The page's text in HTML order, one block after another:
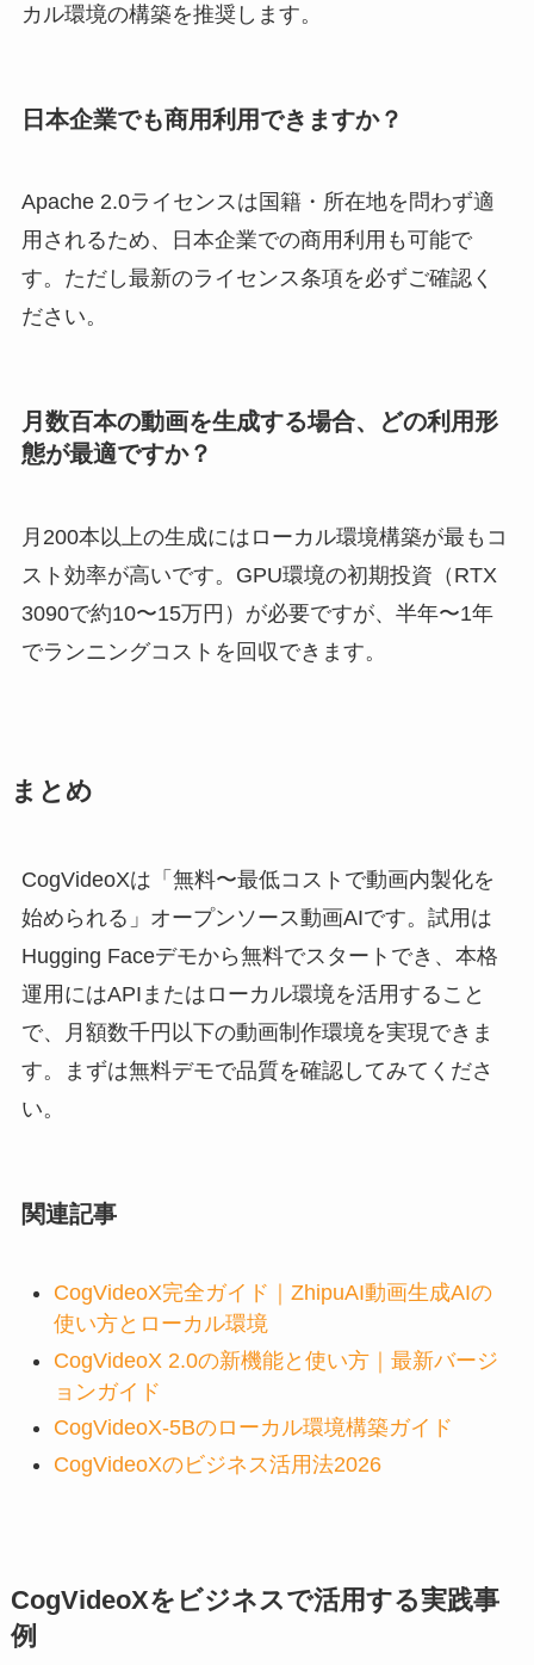
カル環境の構築を推奨します。
日本企業でも商用利用できますか？
Apache 2.0ライセンスは国籍・所在地を問わず適
用されるため、日本企業での商用利用も可能で
す。ただし最新のライセンス条項を必ずご確認く
ださい。
月数百本の動画を生成する場合、どの利用形
態が最適ですか？
月200本以上の生成にはローカル環境構築が最もコ
スト効率が高いです。GPU環境の初期投資（RTX
3090で約10〜15万円）が必要ですが、半年〜1年
でランニングコストを回収できます。
まとめ
CogVideoXは「無料〜最低コストで動画内製化を
始められる」オープンソース動画AIです。試用は
Hugging Faceデモから無料でスタートでき、本格
運用にはAPIまたはローカル環境を活用すること
で、月額数千円以下の動画制作環境を実現できま
す。まずは無料デモで品質を確認してみてくださ
い。
関連記事
CogVideoX完全ガイド｜ZhipuAI動画生成AIの
使い方とローカル環境
CogVideoX 2.0の新機能と使い方｜最新バージ
ョンガイド
CogVideoX-5Bのローカル環境構築ガイド
CogVideoXのビジネス活用法2026
CogVideoXをビジネスで活用する実践事
例